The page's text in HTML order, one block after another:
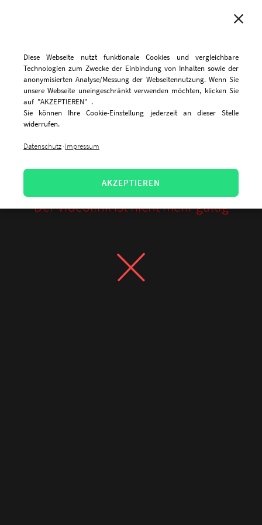
Diese Webseite nutzt funktionale Cookies und vergleichbare
Technologien zum Zwecke der Einbindung von Inhalten sowie der
anonymisierten Analyse/Messung der Webseitennutzung. Wenn Sie
unsere Webseite uneingeschränkt verwenden möchten, klicken Sie
auf "AKZEPTIEREN" .
Sie können Ihre Cookie-Einstellung jederzeit an dieser Stelle
widerrufen.
Datenschutz· Impressum
AKZEPTIEREN
Der Videolink ist nicht mehr gültig